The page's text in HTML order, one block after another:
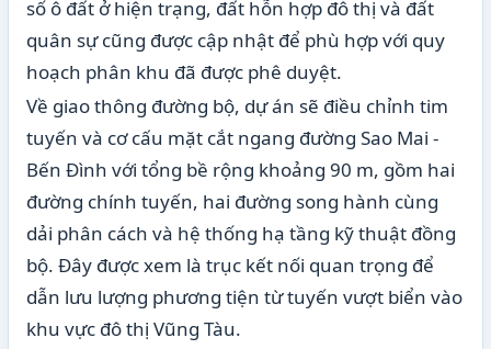
số ô đất ở hiện trạng, đất hỗn hợp đô thị và đất
quân sự cũng được cập nhật để phù hợp với quy
hoạch phân khu đã được phê duyệt.
Về giao thông đường bộ, dự án sẽ điều chỉnh tim
tuyến và cơ cấu mặt cắt ngang đường Sao Mai -
Bến Đình với tổng bề rộng khoảng 90 m, gồm hai
đường chính tuyến, hai đường song hành cùng
dải phân cách và hệ thống hạ tầng kỹ thuật đồng
bộ. Đây được xem là trục kết nối quan trọng để
dẫn lưu lượng phương tiện từ tuyến vượt biển vào
khu vực đô thị Vũng Tàu.